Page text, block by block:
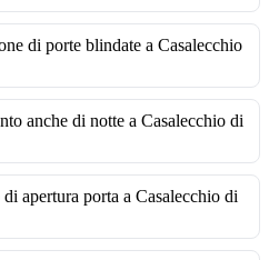
di porte blindate a Casalecchio
anche di notte a Casalecchio di
apertura porta a Casalecchio di